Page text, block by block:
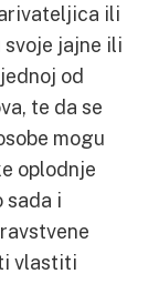
ili
jajne ili
od
te da se
mogu
oplodnje
sada i
vlastiti